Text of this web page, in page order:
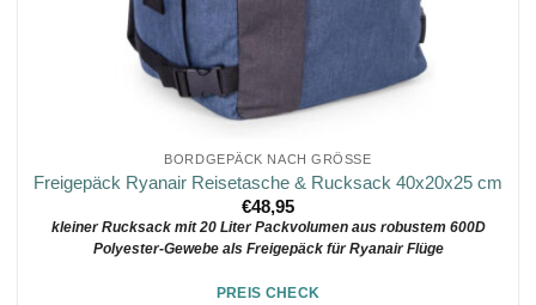
BORDGEPÄCK NACH GRÖSSE
Freigepäck Ryanair Reisetasche & Rucksack 40x20x25 cm
€48,95
kleiner Rucksack mit 20 Liter Packvolumen aus robustem 600D
Polyester-Gewebe als Freigepäck für Ryanair Flüge
PREIS CHECK